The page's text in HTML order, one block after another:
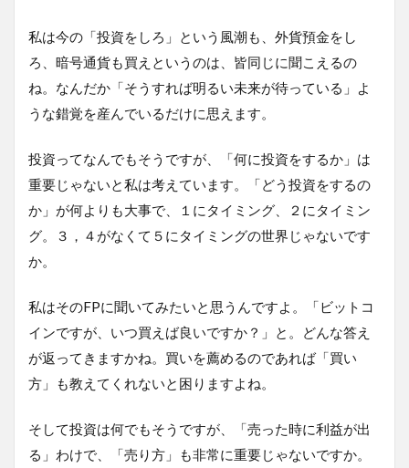
私は今の「投資をしろ」という風潮も、外貨預金をし
ろ、暗号通貨も買えというのは、皆同じに聞こえるの
ね。なんだか「そうすれば明るい未来が待っている」よ
うな錯覚を産んでいるだけに思えます。
投資ってなんでもそうですが、「何に投資をするか」は
重要じゃないと私は考えています。「どう投資をするの
か」が何よりも大事で、１にタイミング、２にタイミン
グ。３，４がなくて５にタイミングの世界じゃないです
か。
私はそのFPに聞いてみたいと思うんですよ。「ビットコ
インですが、いつ買えば良いですか？」と。どんな答え
が返ってきますかね。買いを薦めるのであれば「買い
方」も教えてくれないと困りますよね。
そして投資は何でもそうですが、「売った時に利益が出
る」わけで、「売り方」も非常に重要じゃないですか。